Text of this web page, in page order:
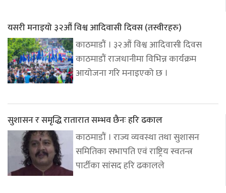
यसरी मनाइयो ३२औं विश्व आदिवासी दिवस (तस्वीरहरु)
काठमाडौं । ३२औं विश्व आदिवासी दिवस
काठमाडौं राजधानीमा विभिन्न कार्यक्रम
आयोजना गरि मनाइएको छ ।
सुशासन र समृद्धि रातारात सम्भव छैनः हरि ढकाल
काठमाडौं । राज्य व्यवस्था तथा सुशासन
समितिका सभापति एवं राष्ट्रिय स्वतन्त्र
पार्टीका सांसद हरि ढकालले